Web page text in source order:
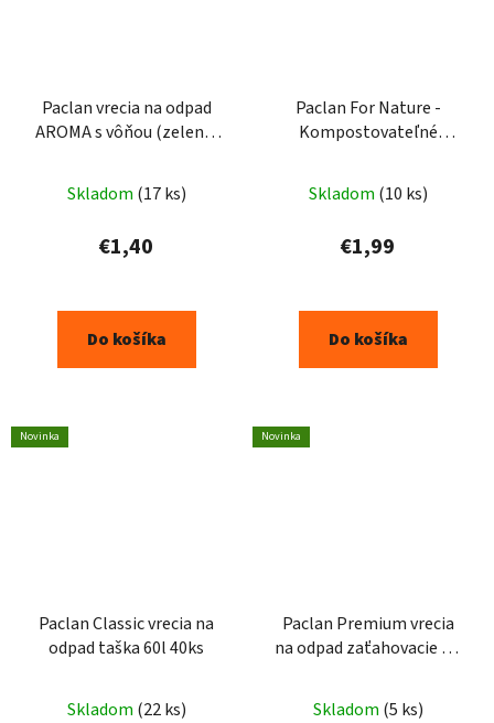
Paclan vrecia na odpad
AROMA s vôňou (zelené)
Skladom (17 ks)
€1,40
Do košíka
Paclan For Nature -
Kompostovateľné
bioodpady 10l - 10ks
Skladom (10 ks)
€1,99
Do košíka
Novinka
Paclan Classic vrecia na
odpad taška 60l 40ks
Skladom (22 ks)
Novinka
Paclan Premium vrecia
na odpad zaťahovacie uši
Skladom (5 ks)